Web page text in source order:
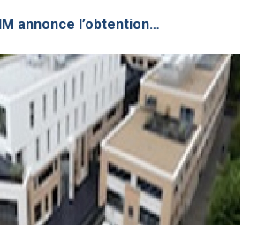
annonce l’obtention…